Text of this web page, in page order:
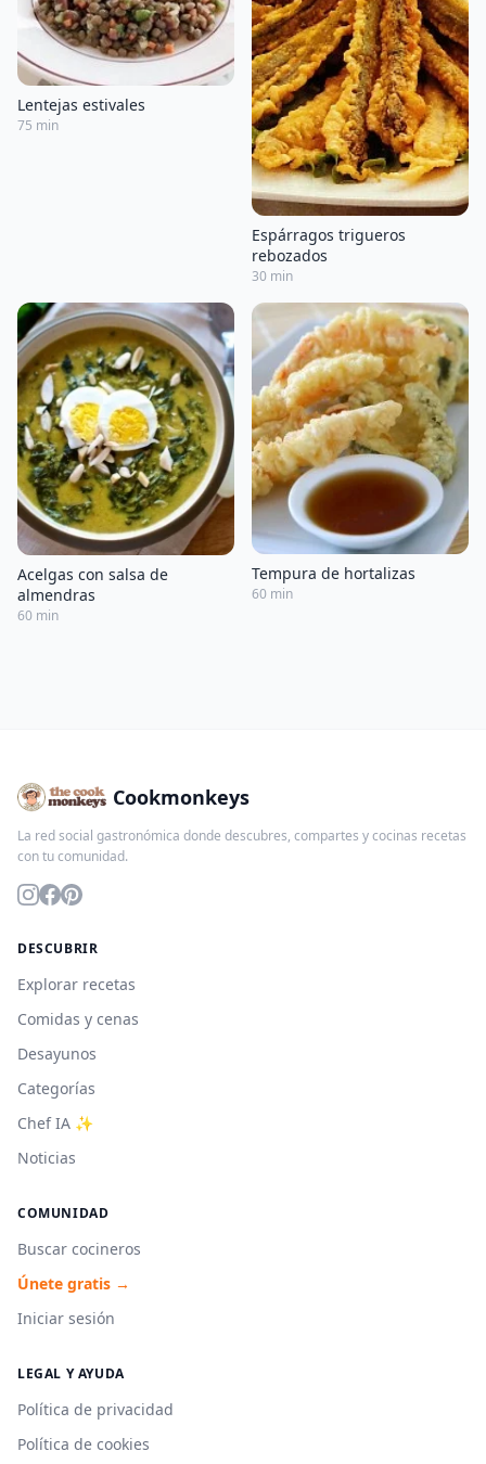
Lentejas estivales
75 min
Espárragos trigueros
rebozados
30 min
Acelgas con salsa de
almendras
60 min
Tempura de hortalizas
60 min
Cookmonkeys
La red social gastronómica donde descubres, compartes y cocinas recetas
con tu comunidad.
DESCUBRIR
Explorar recetas
Comidas y cenas
Desayunos
Categorías
Chef IA ✨
Noticias
COMUNIDAD
Buscar cocineros
Únete gratis →
Iniciar sesión
LEGAL Y AYUDA
Política de privacidad
Política de cookies